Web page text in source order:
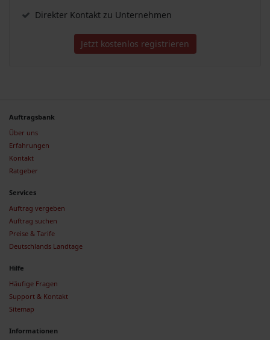
Direkter Kontakt zu Unternehmen
Jetzt kostenlos registrieren
Auftragsbank
Über uns
Erfahrungen
Kontakt
Ratgeber
Services
Auftrag vergeben
Auftrag suchen
Preise & Tarife
Deutschlands Landtage
Hilfe
Häufige Fragen
Support & Kontakt
Sitemap
Informationen